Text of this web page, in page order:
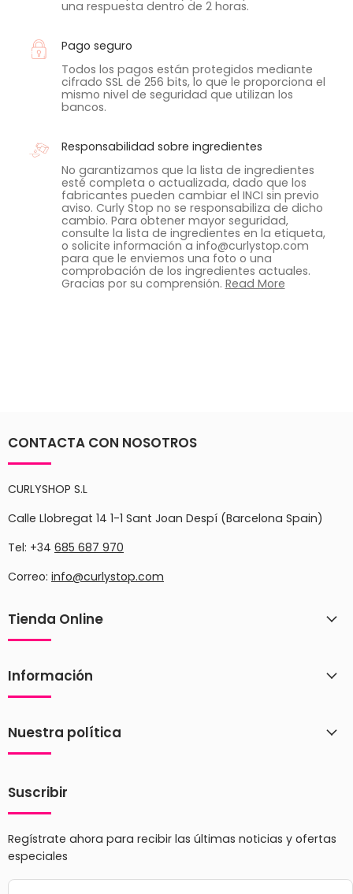
una respuesta dentro de 2 horas.
Pago seguro
Todos los pagos están protegidos mediante
cifrado SSL de 256 bits, lo que le proporciona el
mismo nivel de seguridad que utilizan los
bancos.
Responsabilidad sobre ingredientes
No garantizamos que la lista de ingredientes
esté completa o actualizada, dado que los
fabricantes pueden cambiar el INCI sin previo
aviso. Curly Stop no se responsabiliza de dicho
cambio. Para obtener mayor seguridad,
consulte la lista de ingredientes en la etiqueta,
o solicite información a info@curlystop.com
para que le enviemos una foto o una
comprobación de los ingredientes actuales.
Gracias por su comprensión. Read More
CONTACTA CON NOSOTROS
CURLYSHOP S.L
Calle Llobregat 14 1-1 Sant Joan Despí (Barcelona Spain)
Tel: +34 685 687 970
Correo: info@curlystop.com
Tienda Online
Información
Nuestra política
Suscribir
Regístrate ahora para recibir las últimas noticias y ofertas
especiales